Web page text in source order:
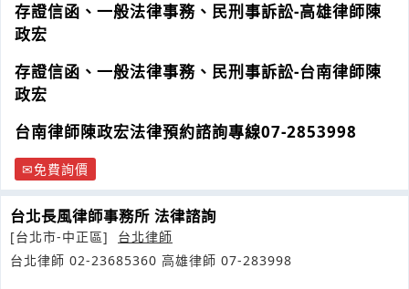
存證信函、一般法律事務、民刑事訴訟-高雄律師陳
政宏
存證信函、一般法律事務、民刑事訴訟-台南律師陳
政宏
台南律師陳政宏法律預約諮詢專線07-2853998
免費詢價
台北長風律師事務所 法律諮詢
[台北市-中正區]
台北律師
台北律師 02-23685360 高雄律師 07-283998